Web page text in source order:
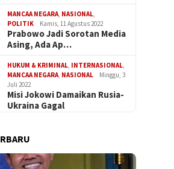
MANCAA NEGARA, NASIONAL,
POLITIK
Kamis, 11 Agustus 2022
Prabowo Jadi Sorotan Media
Asing, Ada Ap…
HUKUM & KRIMINAL, INTERNASIONAL,
MANCAA NEGARA, NASIONAL
Minggu, 3
Juli 2022
Misi Jokowi Damaikan Rusia-
Ukraina Gagal